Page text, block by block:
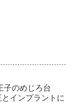
子のめじろ台
インプラントに